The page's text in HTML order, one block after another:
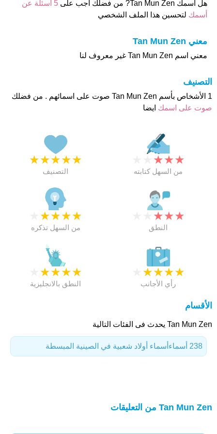
هل أسمك Tan Mun Zen? من فضلك اجب على
5 اسئلة عن
أسمك لتحسين هذا الملف الشخصي
معني Tan Mun Zen
معني اسم Tan Mun Zen غير معروف لنا
التصنيف
1 الأشخاص بأسم Tan Mun Zen صوت على اسمائهم . من فضلك
صوت على اسمك ايضا
★
★
★
★
★
التصنيف
★
★
★
من السهل كتابته
★
★
★
★
من السهل تذكره
★
★
★
النطق
★
★
★
★
النطق بالانجليزية
★
★
★
★
رأي الأجانب
الأقسام
Tan Mun Zen يحدث فى الفئات التالية
أسماء أولاد شعبية في الصينية المبسطة 238 أسماء
Tan Mun Zen من التعليقات